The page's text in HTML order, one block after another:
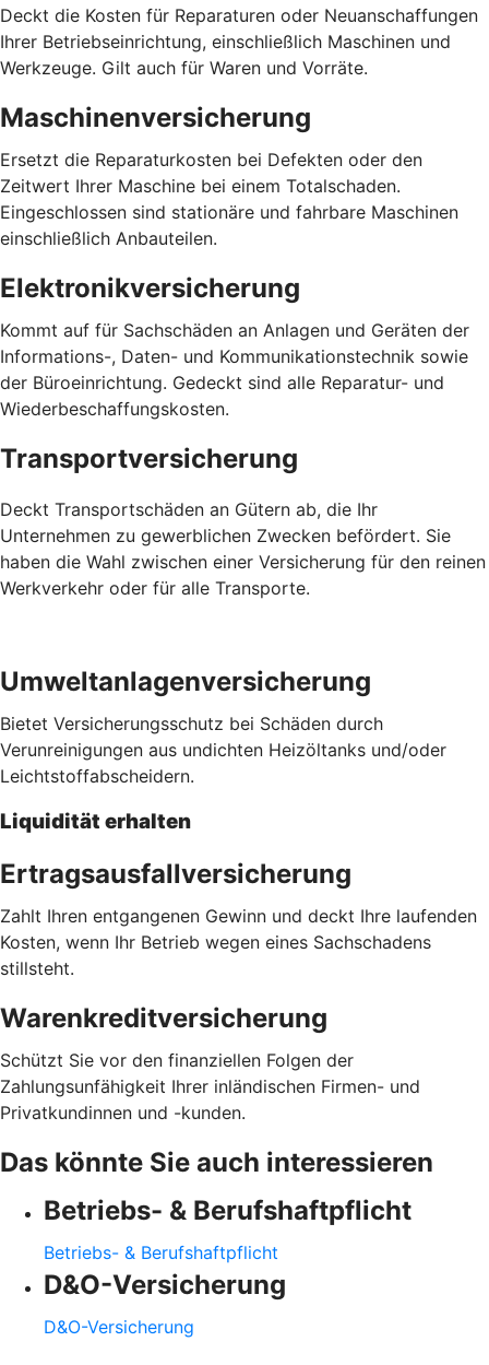
Deckt die Kosten für Reparaturen oder Neuanschaffungen
Ihrer Betriebseinrichtung, einschließlich Maschinen und
Werkzeuge. Gilt auch für Waren und Vorräte.
Maschinenversicherung
Ersetzt die Reparaturkosten bei Defekten oder den
Zeitwert Ihrer Maschine bei einem Totalschaden.
Eingeschlossen sind stationäre und fahrbare Maschinen
einschließlich Anbauteilen.
Elektronikversicherung
Kommt auf für Sachschäden an Anlagen und Geräten der
Informations-, Daten- und Kommunikationstechnik sowie
der Büroeinrichtung. Gedeckt sind alle Reparatur- und
Wiederbeschaffungskosten.
Transportversicherung
Deckt Transportschäden an Gütern ab, die Ihr
Unternehmen zu gewerblichen Zwecken befördert. Sie
haben die Wahl zwischen einer Versicherung für den reinen
Werkverkehr oder für alle Transporte.
Umweltanlagenversicherung
Bietet Versicherungsschutz bei Schäden durch
Verunreinigungen aus undichten Heizöltanks und/oder
Leichtstoffabscheidern.
Liquidität erhalten
Ertragsausfallversicherung
Zahlt Ihren entgangenen Gewinn und deckt Ihre laufenden
Kosten, wenn Ihr Betrieb wegen eines Sachschadens
stillsteht.
Warenkreditversicherung
Schützt Sie vor den finanziellen Folgen der
Zahlungsunfähigkeit Ihrer inländischen Firmen- und
Privatkundinnen und -kunden.
Das könnte Sie auch interessieren
Betriebs- & Berufshaftpflicht
Betriebs- & Berufshaftpflicht
D&O-Versicherung
D&O-Versicherung